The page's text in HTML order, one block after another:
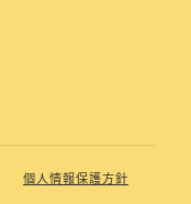
個人情報保護方針